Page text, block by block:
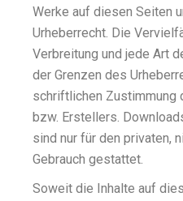
Werke auf diesen Seiten
Urheberrecht. Die
Verbreitung und jede Art
der Grenzen des
schriftlichen Zustimmung
bzw. Erstellers.
sind nur für den privaten,
Gebrauch gestattet.
Soweit die Inhalte auf